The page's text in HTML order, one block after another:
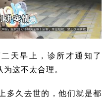
天早上，诊所才通知了
为这不太合理。
多久去世的，他们就是都